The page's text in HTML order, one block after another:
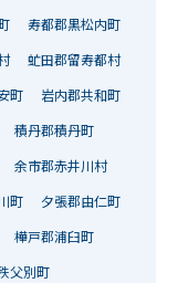
寿都郡黒松内町
虻田郡留寿都村
町 岩内郡共和町
積丹郡積丹町
余市郡赤井川村
町 夕張郡由仁町
樺戸郡浦臼町
父別町